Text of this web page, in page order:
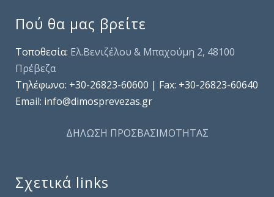
Πού θα μας βρείτε
Τοποθεσία: Ελ.Βενιζέλου & Μπαχούμη 2, 48100
Πρέβεζα
Τηλέφωνo: +30-26823-60600 | Fax: +30-26823-60640
Email: info@dimosprevezas.gr
ΔΗΛΩΣΗ ΠΡΟΣΒΑΣΙΜΟΤΗΤΑΣ
Σχετικά links